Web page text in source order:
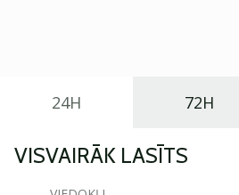
24H 72H
VISVAIRĀK LASĪTS